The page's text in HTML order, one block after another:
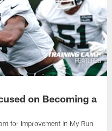
on Becoming a
for Improvement in My Run